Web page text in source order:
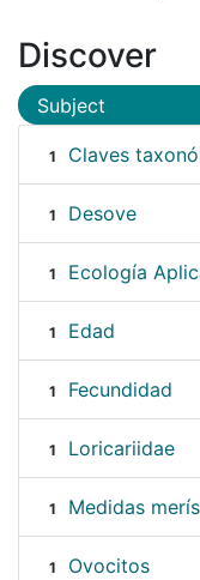
Discover
Subject
1 Claves
1 Desove
1 Ecología
1 Edad
1 Fecundidad
1 Loricariidae
1 Medidas
1 Ovocitos